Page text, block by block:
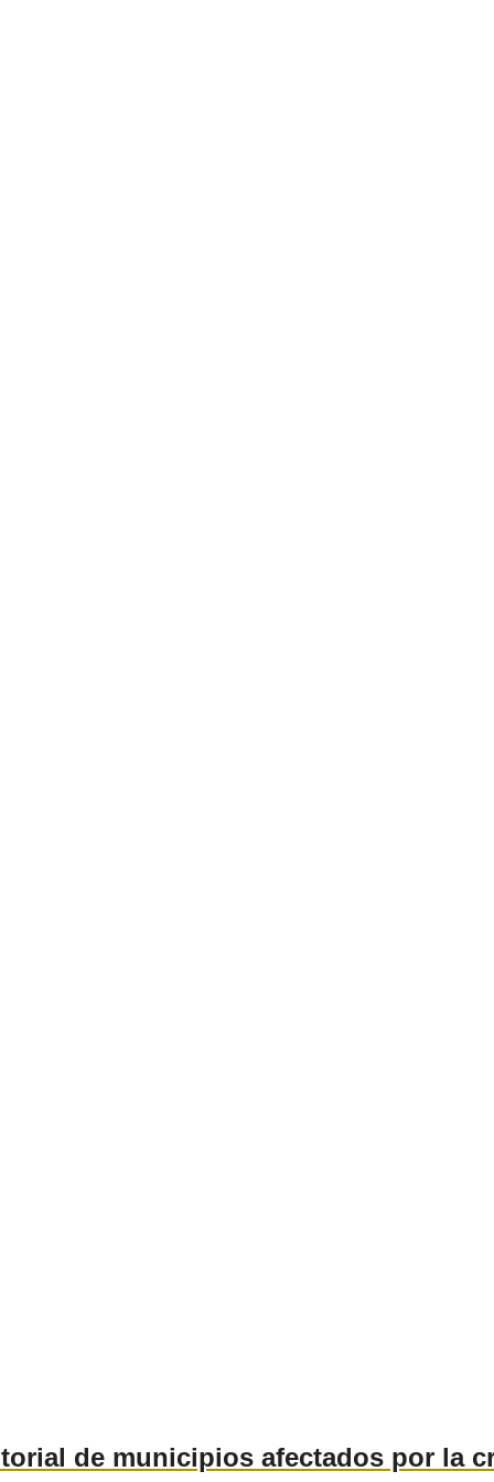
de municipios afectados por la